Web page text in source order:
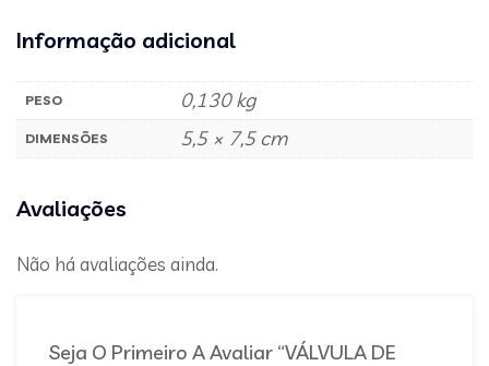
Informação adicional
PESO 0,130 kg
DIMENSÕES 5,5 × 7,5 cm
Avaliações
Não há avaliações ainda.
Seja O Primeiro A Avaliar “VÁLVULA DE